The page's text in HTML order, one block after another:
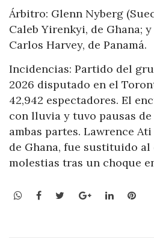
Árbitro: Glenn Nyberg
Caleb Yirenkyi, de Ghana;
Carlos Harvey, de Panamá.
Incidencias: Partido del
2026 disputado en el
42,942 espectadores. El
con lluvia y tuvo pausas
ambas partes. Lawrence
de Ghana, fue sustituido al
molestias tras un choque
WhatsApp
Facebook
TwitterGoogle+LinkedIn